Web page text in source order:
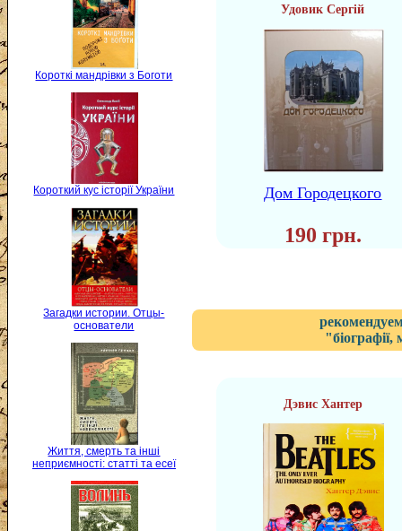
Короткі мандрівки з Боготи
Короткий кус історії України
Загадки истории. Отцы-
основатели
Життя, смерть та інші
неприємності: статті та есеї
Удовик Сергій
Дом Городецкого
190 грн.
Дэвис Хантер